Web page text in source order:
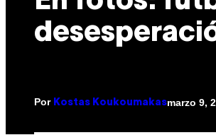
Por Kostas Koukoumakasmarzo 9,